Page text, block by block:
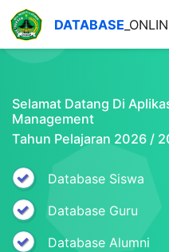
DATABASE
Selamat Datang Di
Management
Tahun Pelajaran 2026 /
Database Siswa
Database Guru
Database Alumni